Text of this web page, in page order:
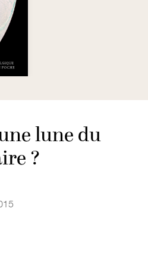
lune du
?